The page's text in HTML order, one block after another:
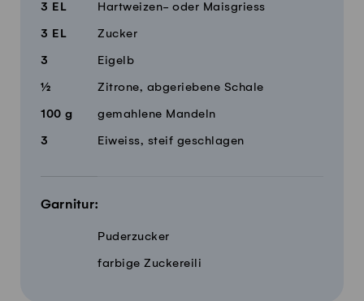
3 EL Hartweizen- oder Maisgriess
3 EL Zucker
3 Eigelb
½ Zitrone, abgeriebene Schale
100 g gemahlene Mandeln
3 Eiweiss, steif geschlagen
Garnitur:
Puderzucker
farbige Zuckereili